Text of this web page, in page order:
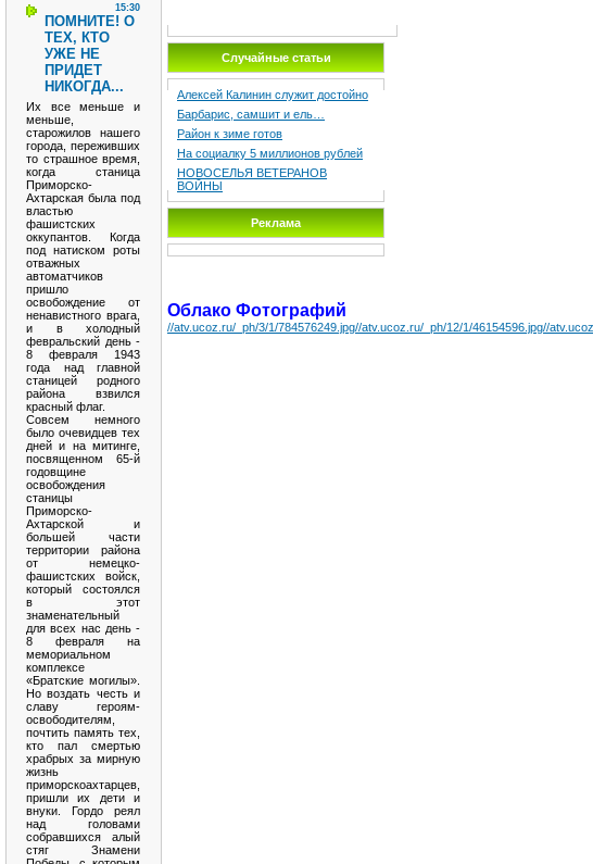
15:30
ПОМНИТЕ! О
ТЕХ, КТО
УЖЕ НЕ
ПРИДЕТ
НИКОГДА...
Их все меньше и
меньше,
старожилов нашего
города, переживших
то страшное время,
когда станица
Приморско-
Ахтарская была под
властью
фашистских
оккупантов. Когда
под натиском роты
отважных
автоматчиков
пришло
освобождение от
ненавистного врага,
и в холодный
февральский день -
8 февраля 1943
года над главной
станицей родного
района взвился
красный флаг.
Совсем немного
было очевидцев тех
дней и на митинге,
посвященном 65-й
годовщине
освобождения
станицы
Приморско-
Ахтарской и
большей части
территории района
от немецко-
фашистских войск,
который состоялся
в этот
знаменательный
для всех нас день -
8 февраля на
мемориальном
комплексе
«Братские могилы».
Но воздать честь и
славу героям-
освободителям,
почтить память тех,
кто пал смертью
храбрых за мирную
жизнь
приморскоахтарцев,
пришли их дети и
внуки. Гордо реял
над головами
собравшихся алый
стяг Знамени
Случайные статьи
Алексей Калинин служит достойно
Барбарис, самшит и ель…
Район к зиме готов
На социалку 5 миллионов рублей
НОВОСЕЛЬЯ ВЕТЕРАНОВ
ВОЙНЫ
Реклама
Облако Фотографий
//atv.ucoz.ru/_ph/3/1/784576249.jpg//atv.ucoz.ru/_ph/12/1/46154596.jpg//